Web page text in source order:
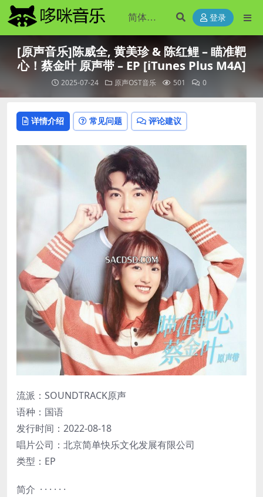
登录
[原声音乐]陈威全, 黄美珍 & 陈红鲤 – 瞄准靶
心！蔡金叶 原声带 – EP [iTunes Plus M4A]
2025-07-24 原声OST音乐 501 0
详情介绍 常见问题 评论建议
流派：SOUNDTRACK原声
语种：国语
发行时间：2022-08-18
唱片公司：北京简单快乐文化发展有限公司
类型：EP
简介 · · · · · ·